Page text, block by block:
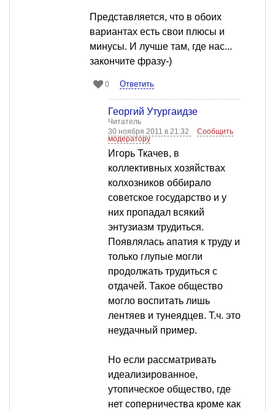
Представляется, что в обоих
вариантах есть свои плюсы и
минусы. И лучше там, где нас...
закончите фразу-)
0 Ответить
Георгий Утургаидзе
Читатель
30 ноября 2011 в 21:32
Сообщить
модератору
Игорь Ткачев, в
коллективных хозяйствах
колхозников оббирало
советское государство и у
них пропадал всякий
энтузиазм трудиться.
Появлялась апатия к труду и
только глупые могли
продолжать трудиться с
отдачей. Такое общество
могло воспитать лишь
лентяев и тунеядцев. Т.ч. это
неудачный пример.
Но если рассматривать
идеализированное,
утопическое общество, где
нет соперничества кроме как